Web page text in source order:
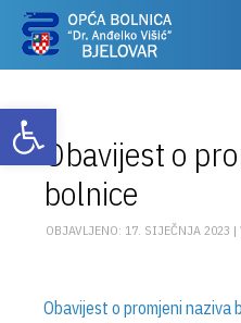
Otvori alatnu traku
Obavijest o
bolnice
OBJAVLJENO: 17. SIJEČNJA 2023 |
Obavijest o promjeni naziva